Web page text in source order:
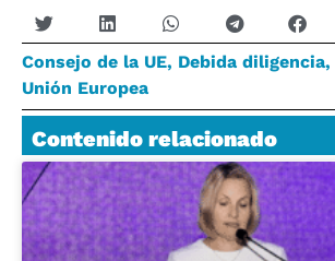
Consejo de la UE, Debida diligencia,
Unión Europea
Contenido relacionado